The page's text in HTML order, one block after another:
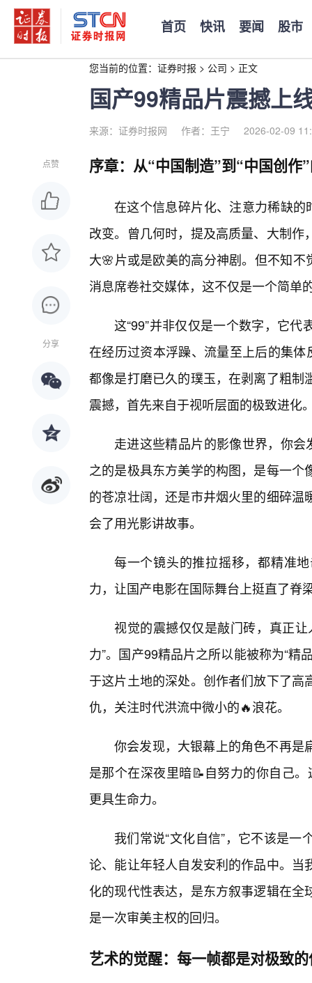
首页 快讯 要闻 股市
您当前的位置： 证券时报 > 公司 > 正文
国产99精品片震撼上
来源：证券时报网 作者：王宁 2026-02-09
点赞
分享
序章：从“中国制造”到“中国创作
在这个信息碎片化、注意力稀缺的
改变。曾几何时，提及高质量、大制
大🌸片或是欧美的高分神剧。但不知不
消息席卷社交媒体，这不仅是一个简单
这“99”并非仅仅是一个数字，它
在经历过资本浮躁、流量至上后的集
都像是打磨已久的璞玉，在剥离了粗
震撼，首先来自于视听层面的极致进化
走进这些精品片的影像世界，你会
之的是极具东方美学的构图，是每一
的苍凉壮阔，还是市井烟火里的细碎
会了用光影讲故事。
每一个镜头的推拉摇移，都精准
力，让国产电影在国际舞台上挺直了脊
视觉的震撼仅仅是敲门砖，真正
力”。国产99精品片之所以能被称为“精
于这片土地的深处。创作者们放下了
仇，关注时代洪流中微小的🔥浪花。
你会发现，大银幕上的角色不再是
是那个在深夜里暗📝自努力的你自己
更具生命力。
我们常说“文化自信”，它不该是
论、能让年轻人自发安利的作品中。
化的现代性表达，是东方叙事逻辑在
是一次审美主权的回归。
艺术的觉醒：每一帧都是对极致